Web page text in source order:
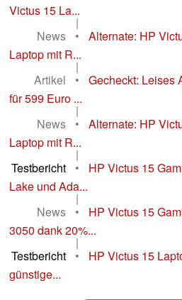
Victus 15 La...
|
News
•
Alternate: HP
Laptop mit R...
|
Artikel
•
Gecheckt: Leises
für 599 Euro ...
|
News
•
Alternate: HP
Laptop mit R...
|
Testbericht
•
HP Victus 15
Lake und Ada...
|
News
•
HP Victus 15
3050 dank 20%...
|
Testbericht
•
HP Victus 15
günstige...